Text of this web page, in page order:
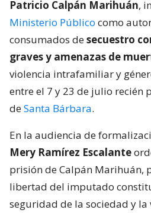
Patricio Calpán Marihuán,
Ministerio Público como
consumados desecuestro
graves y amenazas de
violencia intrafamiliar y
entre el 7 y 23 de julio recién
deSanta Bárbara.
En la audiencia de
Mery Ramírez Escalante
prisión de Calpán Marihuán,
libertad del imputado
seguridad de la sociedad y